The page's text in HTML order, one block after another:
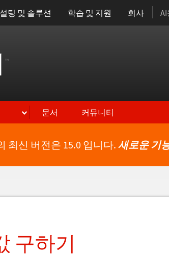
팅 및 솔루션 학습 및 지원 회사
™
문서 커뮤니티
최신 버전은 15.0 입니다. 새로운 기
구하기